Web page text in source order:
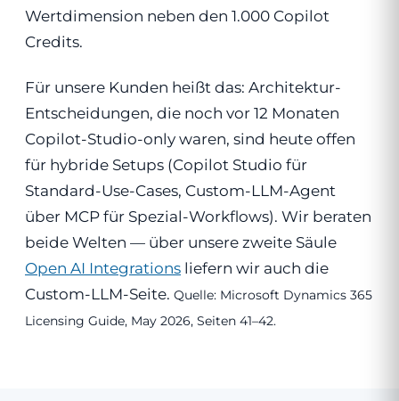
Wertdimension neben den 1.000 Copilot
Credits.
Für unsere Kunden heißt das: Architektur-
Entscheidungen, die noch vor 12 Monaten
Copilot-Studio-only waren, sind heute offen
für hybride Setups (Copilot Studio für
Standard-Use-Cases, Custom-LLM-Agent
über MCP für Spezial-Workflows). Wir beraten
beide Welten — über unsere zweite Säule
Open AI Integrations liefern wir auch die
Custom-LLM-Seite. Quelle: Microsoft Dynamics 365
Licensing Guide, May 2026, Seiten 41–42.